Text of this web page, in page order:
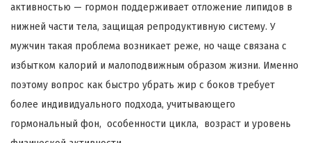
активностью — гормон поддерживает отложение липидов в
нижней части тела, защищая репродуктивную систему. У
мужчин такая проблема возникает реже, но чаще связана с
избытком калорий и малоподвижным образом жизни. Именно
поэтому вопрос как быстро убрать жир с боков требует
более индивидуального подхода, учитывающего
гормональный фон, особенности цикла, возраст и уровень